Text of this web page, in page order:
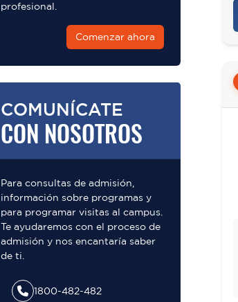
profesional.
Comenzar ahora
COMUNÍCATE
CON NOSOTROS
Para consultas de admisión,
información sobre programas y
para programar visitas al campus.
Te ayudaremos con el proceso de
admisión y nos encantaría saber
de ti.
1800-482-482